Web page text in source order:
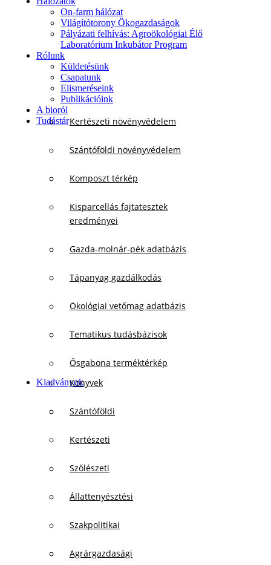
On-farm hálózat
Világítótorony Ökogazdaságok
Pályázati felhívás: Agroökológiai Élő
Laboratórium Inkubátor Program
Rólunk
Küldetésünk
Csapatunk
Elismeréseink
Publikációink
A bioról
TudástárKertészeti növényvédelem
Szántóföldi növényvédelem
Komposzt térkép
Kisparcellás fajtatesztek
eredményei
Gazda-molnár-pék adatbázis
Tápanyag gazdálkodás
Ökológiai vetőmag adatbázis
Tematikus tudásbázisok
Ősgabona terméktérkép
KiadványokKönyvek
Szántóföldi
Kertészeti
Szőlészeti
Állattenyésztési
Szakpolitikai
Agrárgazdasági